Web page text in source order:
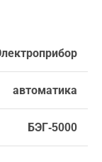
автоматика
БЭГ-5000